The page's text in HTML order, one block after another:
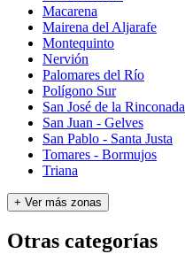
Macarena
Mairena del Aljarafe
Montequinto
Nervión
Palomares del Río
Polígono Sur
San José de la Rinconada
San Juan - Gelves
San Pablo - Santa Justa
Tomares - Bormujos
Triana
+ Ver más zonas
Otras categorías